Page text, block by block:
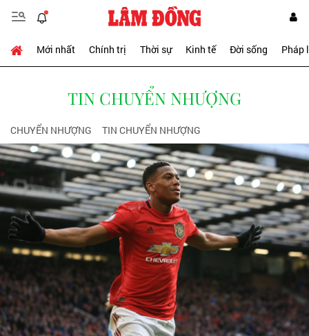
Mới nhất Chính trị Thời sự Kinh tế Đời sống Pháp
TIN CHUYỂN NHƯỢNG
CHUYỂN NHƯỢNG TIN CHUYỂN NHƯỢNG